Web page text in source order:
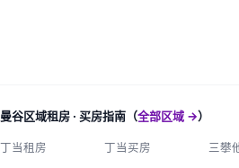
曼谷区域租房 · 买房指南（全部区域 →）
丁当租房 丁当买房 三攀